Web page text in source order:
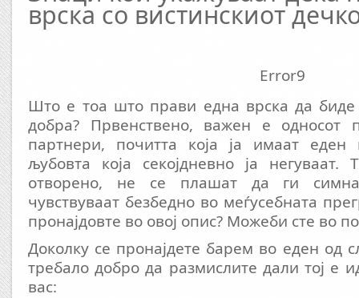
врска со вистинскиот
Error9
Што е тоа што прави една врска да
добра? Првенствено, важен е односот
партнери, почитта која ја имаат
љубовта која секојдневно ја негуваат.
отворено, не се плашат да ги
чувствуваат безбедно во меѓусебната
пронајдовте во овој опис? Можеби сте во
Доколку се пронајдете барем во еден од
требало добро да размислите дали тој е
вас: